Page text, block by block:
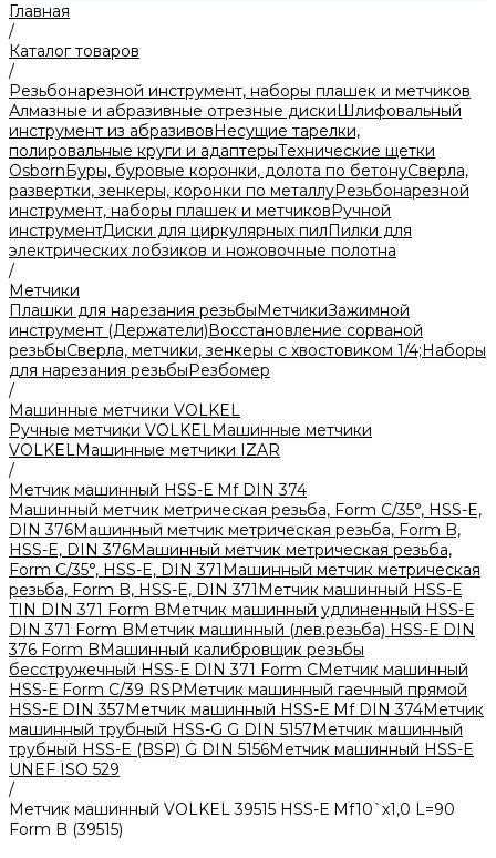
Главная
/
Каталог товаров
/
Резьбонарезной инструмент, наборы плашек и метчиков
Алмазные и абразивные отрезные дискиШлифовальный
инструмент из абразивовНесущие тарелки,
полировальные круги и адаптерыТехнические щетки
OsbornБуры, буровые коронки, долота по бетонуСверла,
развертки, зенкеры, коронки по металлуРезьбонарезной
инструмент, наборы плашек и метчиковРучной
инструментДиски для циркулярных пилПилки для
электрических лобзиков и ножовочные полотна
/
Метчики
Плашки для нарезания резьбыМетчикиЗажимной
инструмент (Держатели)Восстановление сорваной
резьбыСверла, метчики, зенкеры с хвостовиком 1/4;Наборы
для нарезания резьбыРезбомер
/
Машинные метчики VOLKEL
Ручные метчики VOLKELМашинные метчики
VOLKELМашинные метчики IZAR
/
Метчик машинный HSS-Е Mf DIN 374
Машинный метчик метрическая резьба, Form С/35°, HSS-E,
DIN 376Машинный метчик метрическая резьба, Form B,
HSS-E, DIN 376Машинный метчик метрическая резьба,
Form С/35°, HSS-E, DIN 371Машинный метчик метрическая
резьба, Form B, HSS-E, DIN 371Метчик машинный HSS-Е
TIN DIN 371 Form BМетчик машинный удлиненный HSS-Е
DIN 371 Form BМетчик машинный (лев.резьба) HSS-Е DIN
376 Form BМашинный калибровщик резьбы
бесстружечный HSS-Е DIN 371 Form CМетчик машинный
HSS-Е Form C/39 RSPМетчик машинный гаечный прямой
HSS-Е DIN 357Метчик машинный HSS-Е Mf DIN 374Метчик
машинный трубный HSS-G G DIN 5157Метчик машинный
трубный HSS-E (BSP) G DIN 5156Метчик машинный HSS-E
UNEF ISO 529
/
Метчик машинный VOLKEL 39515 HSS-Е Mf10`x1,0 L=90
Form B (39515)